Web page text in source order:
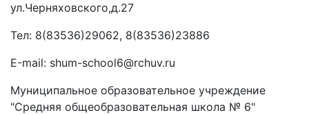
ул.Черняховского,д.27
Тел: 8(83536)29062, 8(83536)23886
Е-mail: shum-school6@rchuv.ru
Муниципальное образовательное учреждение
"Средняя общеобразовательная школа № 6"